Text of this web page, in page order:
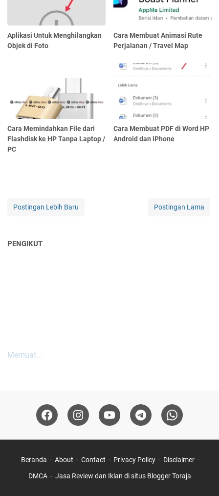
Aplikasi Untuk Menghilangkan
Objek di Foto
Cara Membuat Animasi Rute
Perjalanan / Travel Map
Cara Memindahkan File dari
Flashdisk ke HP Tanpa Laptop /
PC
Cara Membuat PDF di Word HP
Android dan iPhone
Postingan Lebih Baru Postingan Lama
PENGIKUT
Memuat...
Beranda About Contact Privacy Policy Disclaimer
DMCA Jasa Review dan Iklan di situs Blogger Toraja